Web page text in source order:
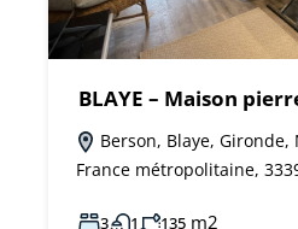
BLAYE – Maison
Berson, Blaye,
France métropolitaine,
3 1 135 m2